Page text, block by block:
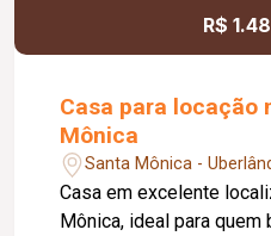
R$
Casa para locação
Mônica
Santa Mônica -
Casa em excelente
Mônica, ideal para